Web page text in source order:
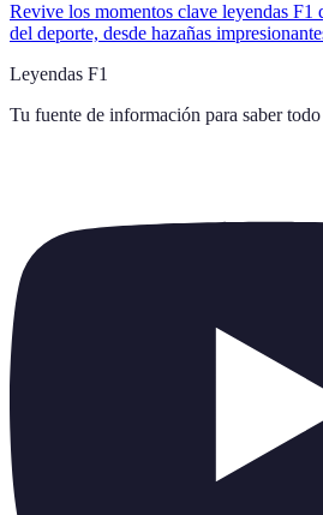
Revive los momentos clave leyendas F1
del deporte, desde hazañas
Leyendas F1
Tu fuente de información para saber